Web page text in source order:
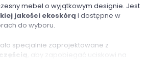
mebel o wyjątkowym designie. Jest
jakości ekoskórą i dostępne w
do wyboru.
specjalnie zaprojektowane z
, aby zapobiegać uciskowi na